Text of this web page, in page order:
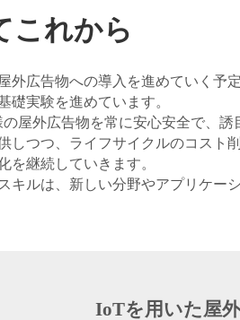
これから
外広告物への導入を進めていく予
礎実験を進めています。
屋外広告物を常に安心安全で、
しつつ、ライフサイクルのコスト
を継続していきます。
キルは、新しい分野やアプリケ
IoTを用いた屋